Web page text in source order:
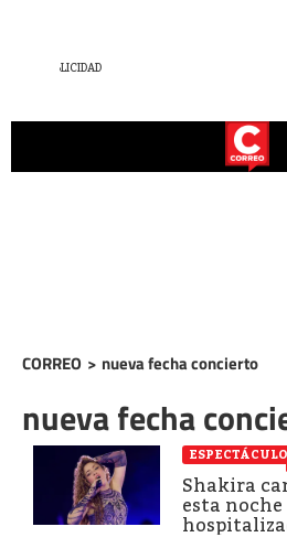
CORREO > nueva fecha concierto
nueva fecha
Shakira
esta